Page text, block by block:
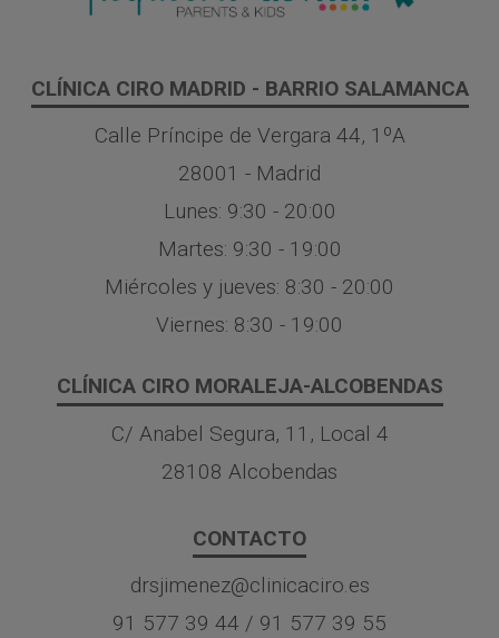
CLÍNICA CIRO MADRID - BARRIO SALAMANCA
Calle Príncipe de Vergara 44, 1ºA
28001 - Madrid
Lunes: 9:30 - 20:00
Martes: 9:30 - 19:00
Miércoles y jueves: 8:30 - 20:00
Viernes: 8:30 - 19:00
CLÍNICA CIRO MORALEJA-ALCOBENDAS
C/ Anabel Segura, 11, Local 4
28108 Alcobendas
CONTACTO
drsjimenez@clinicaciro.es
91 577 39 44 / 91 577 39 55